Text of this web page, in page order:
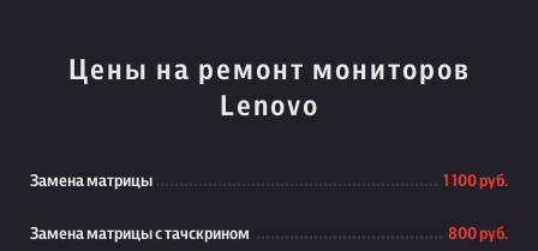
Цены на ремонт мониторов
Lenovo
Замена матрицы 1 100 руб.
Замена матрицы с тачскрином 800 руб.